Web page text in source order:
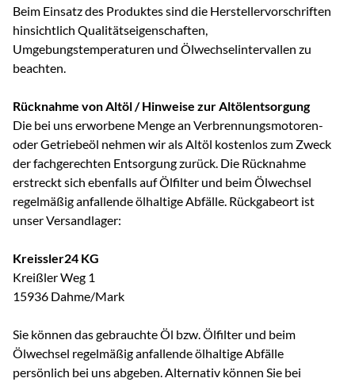
Beim Einsatz des Produktes sind die Herstellervorschriften
hinsichtlich Qualitätseigenschaften,
Umgebungstemperaturen und Ölwechselintervallen zu
beachten.
Rücknahme von Altöl / Hinweise zur Altölentsorgung
Die bei uns erworbene Menge an Verbrennungsmotoren-
oder Getriebeöl nehmen wir als Altöl kostenlos zum Zweck
der fachgerechten Entsorgung zurück. Die Rücknahme
erstreckt sich ebenfalls auf Ölfilter und beim Ölwechsel
regelmäßig anfallende ölhaltige Abfälle. Rückgabeort ist
unser Versandlager:
Kreissler24 KG
Kreißler Weg 1
15936 Dahme/Mark
Sie können das gebrauchte Öl bzw. Ölfilter und beim
Ölwechsel regelmäßig anfallende ölhaltige Abfälle
persönlich bei uns abgeben. Alternativ können Sie bei